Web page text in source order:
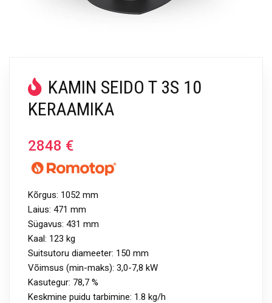
KAMIN SEIDO T 3S 10
KERAAMIKA
2848 €
Kõrgus: 1052 mm
Laius: 471 mm
Sügavus: 431 mm
Kaal: 123 kg
Suitsutoru diameeter: 150 mm
Võimsus (min-maks): 3,0-7,8 kW
Kasutegur: 78,7 %
Keskmine puidu tarbimine: 1.8 kg/h